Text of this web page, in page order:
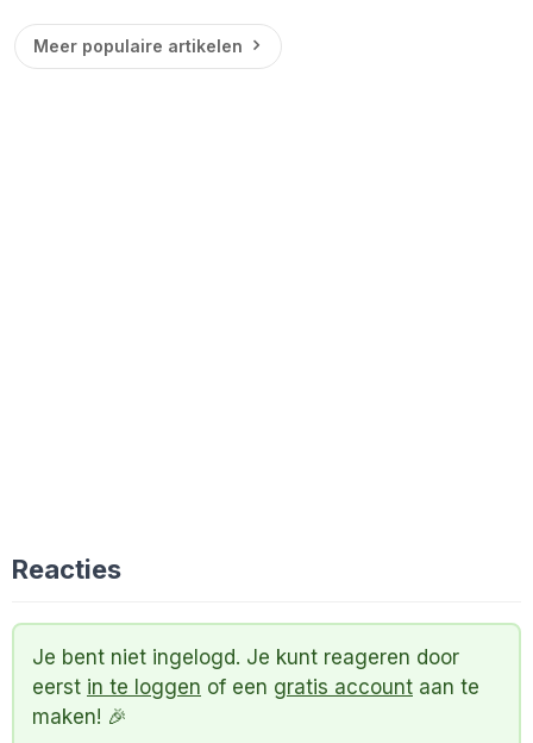
Meer populaire artikelen
Reacties
Je bent niet ingelogd. Je kunt reageren door
eerst in te loggen of een gratis account aan te
maken! 🎉